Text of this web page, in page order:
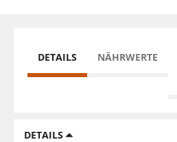
DETAILS NÄHRWERTE
DETAILS